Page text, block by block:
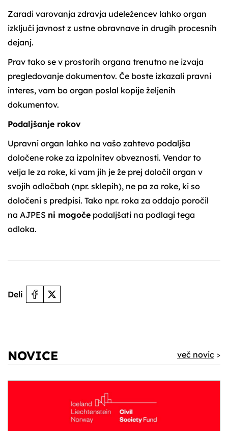
Zaradi varovanja zdravja udeležencev lahko organ
izključi javnost z ustne obravnave in drugih procesnih
dejanj.
Prav tako se v prostorih organa trenutno ne izvaja
pregledovanje dokumentov. Če boste izkazali pravni
interes, vam bo organ poslal kopije željenih
dokumentov.
Podaljšanje rokov
Upravni organ lahko na vašo zahtevo podaljša
določene roke za izpolnitev obveznosti. Vendar to
velja le za roke, ki vam jih je že prej določil organ v
svojih odločbah (npr. sklepih), ne pa za roke, ki so
določeni s predpisi. Tako npr. roka za oddajo poročil
na AJPES ni mogoče podaljšati na podlagi tega
odloka.
Deli
NOVICE več novic >